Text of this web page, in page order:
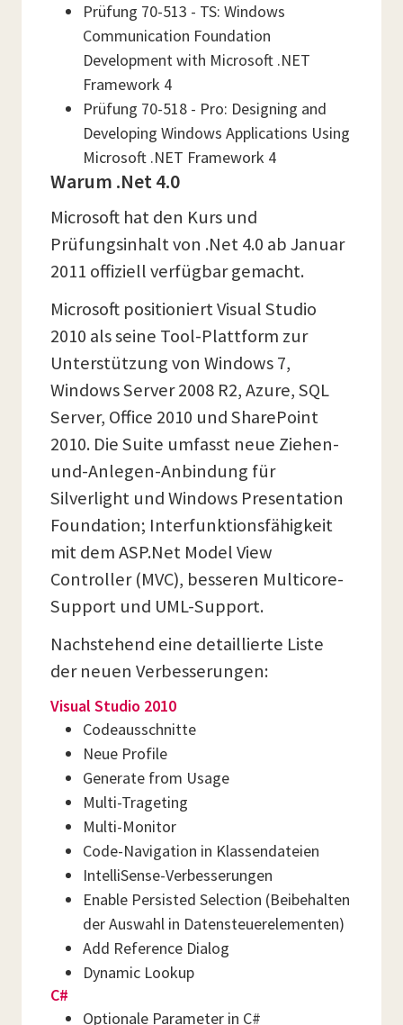
Prüfung 70-513 - TS: Windows
Communication Foundation
Development with Microsoft .NET
Framework 4
Prüfung 70-518 - Pro: Designing and
Developing Windows Applications Using
Microsoft .NET Framework 4
Warum .Net 4.0
Microsoft hat den Kurs und
Prüfungsinhalt von .Net 4.0 ab Januar
2011 offiziell verfügbar gemacht.
Microsoft positioniert Visual Studio
2010 als seine Tool-Plattform zur
Unterstützung von Windows 7,
Windows Server 2008 R2, Azure, SQL
Server, Office 2010 und SharePoint
2010. Die Suite umfasst neue Ziehen-
und-Anlegen-Anbindung für
Silverlight und Windows Presentation
Foundation; Interfunktionsfähigkeit
mit dem ASP.Net Model View
Controller (MVC), besseren Multicore-
Support und UML-Support.
Nachstehend eine detaillierte Liste
der neuen Verbesserungen:
Visual Studio 2010
Codeausschnitte
Neue Profile
Generate from Usage
Multi-Trageting
Multi-Monitor
Code-Navigation in Klassendateien
IntelliSense-Verbesserungen
Enable Persisted Selection (Beibehalten
der Auswahl in Datensteuerelementen)
Add Reference Dialog
Dynamic Lookup
C#
Optionale Parameter in C#